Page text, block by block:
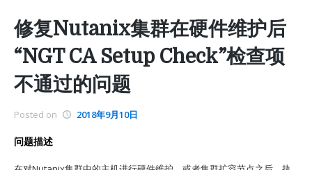
修复Nutanix集群在硬件维护后
“NGT CA Setup Check”检查项
不通过的问题
Posted on 2018年9月10日
问题描述